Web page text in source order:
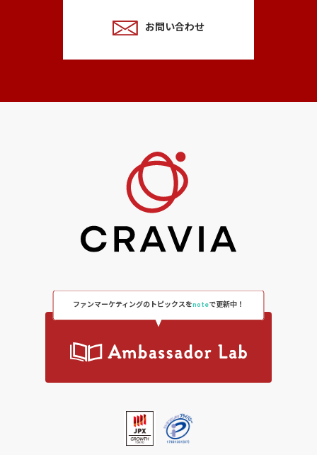
お問い合わせ
ファンマーケティングのトピックスをnoteで更新中！